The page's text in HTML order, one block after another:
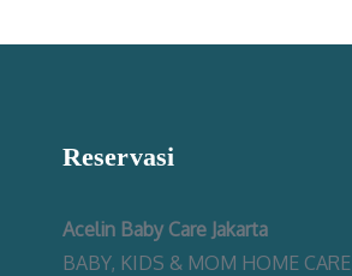
Reservasi
Acelin Baby Care Jakarta
BABY, KIDS & MOM HOME CARE